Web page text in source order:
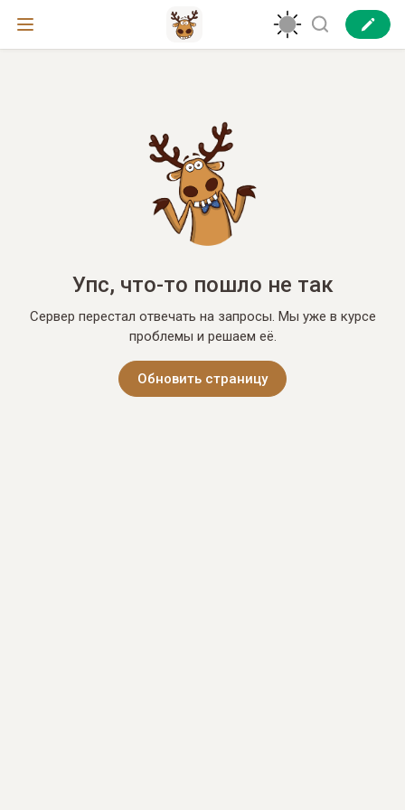
Упс, что-то пошло не так
Сервер перестал отвечать на запросы. Мы уже в курсе
проблемы и решаем её.
Обновить страницу